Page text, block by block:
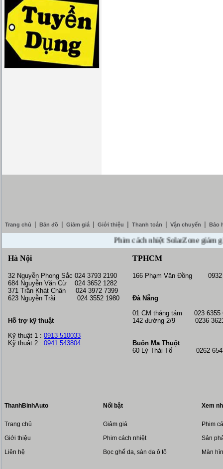
Trang chủ Bản đồ Giảm giá Giới thiệu Thanh toán Vận chuyển Bảo
Phim cách nhiệt SolarZone giảm giá
Hà Nội
32 Nguyễn Phong Sắc 024 3793 2190
684 Nguyễn Văn Cừ 024 3652 1282
371 Trần Khát Chân 024 3972 7399
623 Nguyễn Trãi 024 3552 1980
Hỗ trợ kỹ thuật
Kỹ thuật 1 : 0913 510033
Kỹ thuật 2 : 0941 543804
TPHCM
166 Phạm Văn Đồng 0932
Đà Nẵng
01 CM tháng tám 023 6355
142 đường 2/9 0236
Buôn Ma Thuột
60 Lý Thái Tổ 0262
ThanhBinhAuto
Trang chủ
Giới thiệu
Liên hệ
Nổi bật
Giảm giá
Phim cách nhiệt
Bọc ghế da, sàn da ô tô
Xem
Phim
Sản
Màn